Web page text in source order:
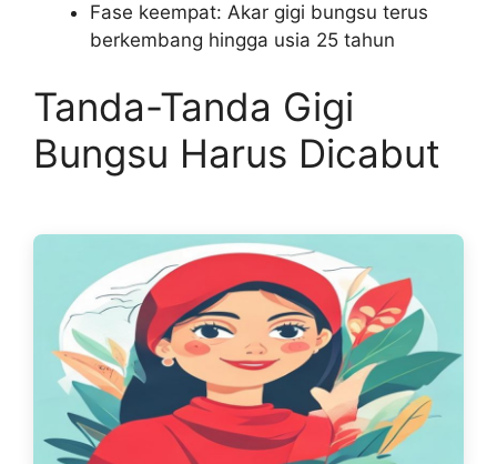
Fase keempat: Akar gigi bungsu terus
berkembang hingga usia 25 tahun
Tanda-Tanda Gigi
Bungsu Harus Dicabut